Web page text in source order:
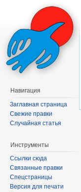
Навигация
Заглавная страница
Свежие правки
Случайная статья
Инструменты
Ссылки сюда
Связанные правки
Спецстраницы
Версия для печати